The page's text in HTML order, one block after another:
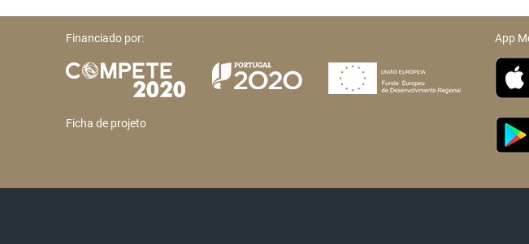
Financiado por:
Ficha de projeto
App